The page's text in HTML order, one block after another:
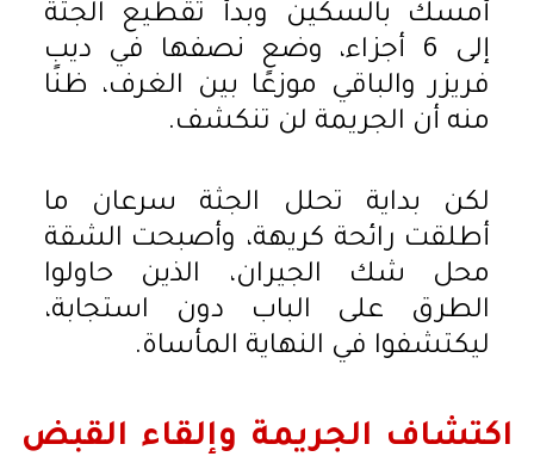
أمسك بالسكين وبدأ تقطيع الجثة
إلى 6 أجزاء، وضع نصفها في ديب
فريزر والباقي موزعًا بين الغرف، ظنًا
منه أن الجريمة لن تنكشف.
لكن بداية تحلل الجثة سرعان ما
أطلقت رائحة كريهة، وأصبحت الشقة
محل شك الجيران، الذين حاولوا
الطرق على الباب دون استجابة،
ليكتشفوا في النهاية المأساة.
اكتشاف الجريمة وإلقاء القبض